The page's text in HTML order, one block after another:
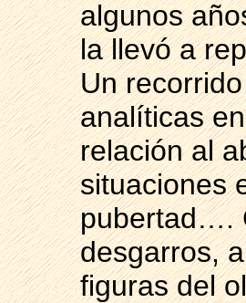
algunos
la llevó a
Un
analíticas
relación al
situaciones
pubertad….
desgarros,
figuras del